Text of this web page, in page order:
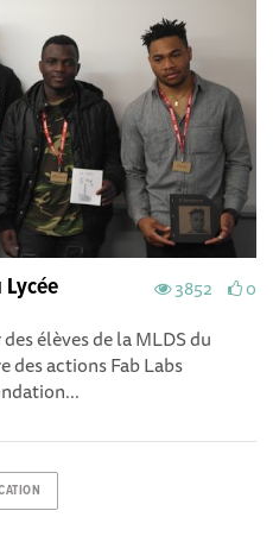
3852 0
élèves de la MLDS du
des actions Fab Labs